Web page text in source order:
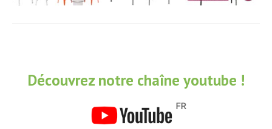
Découvrez notre chaîne youtube !